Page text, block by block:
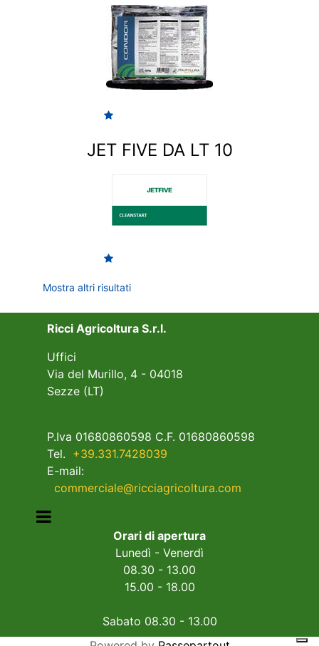
JET FIVE DA LT 10
Mostra altri risultati
Ricci Agricoltura S.r.l.
Uffici
Via del Murillo, 4 - 04018
Sezze (LT)
P.Iva 01680860598 C.F. 01680860598
Tel. +39.331.7428039
E-mail:
commerciale@ricciagricoltura.com
Open menu
Orari di apertura
Lunedì - Venerdì
08.30 - 13.00
15.00 - 18.00
Sabato 08.30 - 13.00